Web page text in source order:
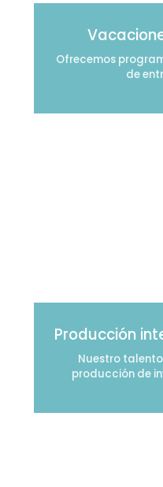
Ofrecemos
de
Producción
Nuestro
producción de